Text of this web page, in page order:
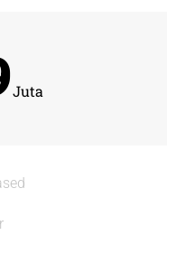
Juta